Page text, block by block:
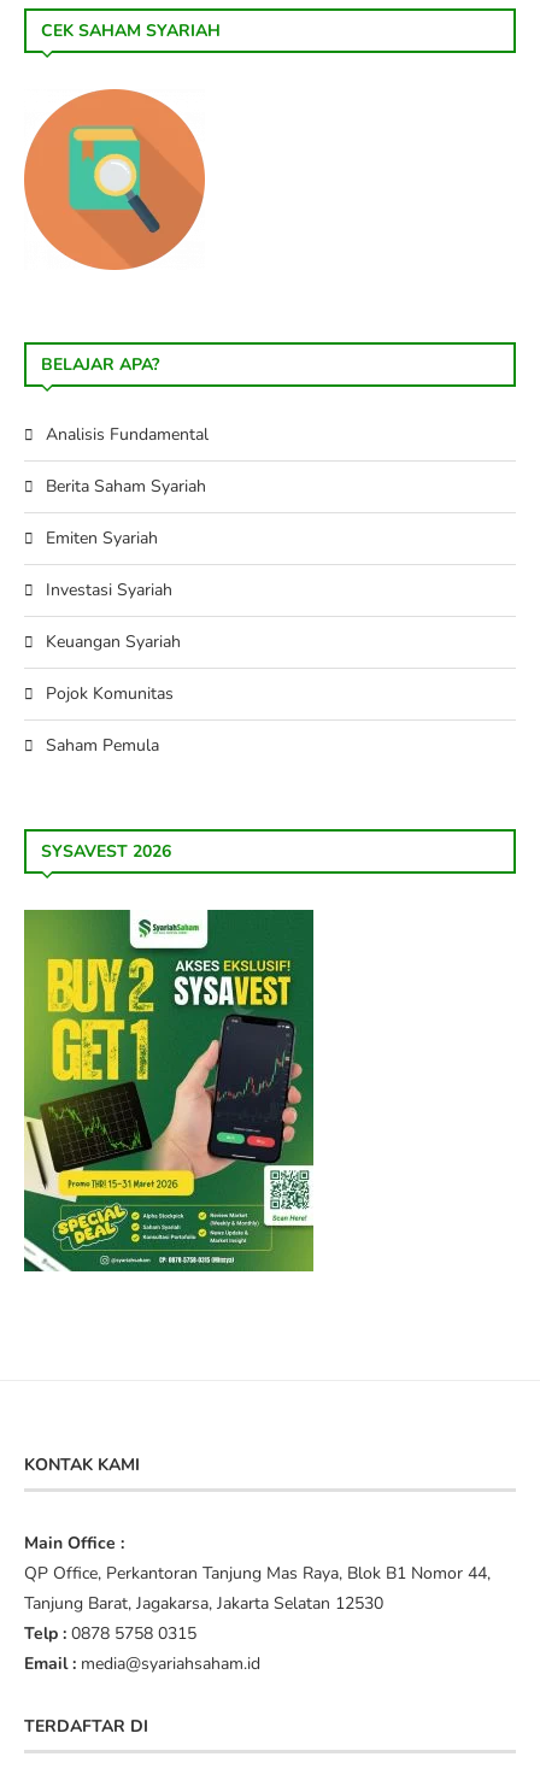
CEK SAHAM SYARIAH
BELAJAR APA?
Analisis Fundamental
Berita Saham Syariah
Emiten Syariah
Investasi Syariah
Keuangan Syariah
Pojok Komunitas
Saham Pemula
SYSAVEST 2026
KONTAK KAMI
Main Office :
QP Office, Perkantoran Tanjung Mas Raya, Blok B1 Nomor 44,
Tanjung Barat, Jagakarsa, Jakarta Selatan 12530
Telp : 0878 5758 0315
Email : media@syariahsaham.id
TERDAFTAR DI